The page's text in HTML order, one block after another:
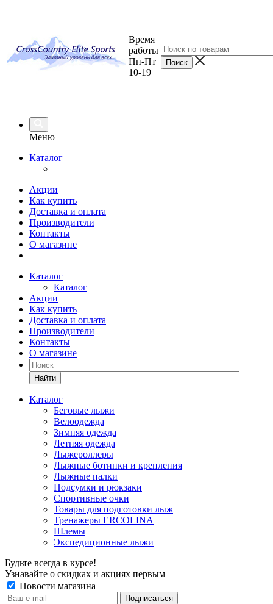
Время
работы
Пн-Пт
10-19
Меню
Каталог
Акции
Как купить
Доставка и оплата
Производители
Контакты
О магазине
Каталог
Каталог
Акции
Как купить
Доставка и оплата
Производители
Контакты
О магазине
Найти
Каталог
Беговые лыжи
Велоодежда
Зимняя одежда
Летняя одежда
Лыжероллеры
Лыжные ботинки и крепления
Лыжные палки
Подсумки и рюкзаки
Спортивные очки
Товары для подготовки лыж
Тренажеры ERCOLINA
Шлемы
Экспедиционные лыжи
Будьте всегда в курсе!
Узнавайте о скидках и акциях первым
Новости магазина